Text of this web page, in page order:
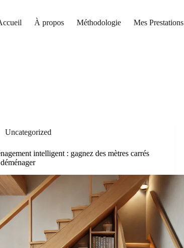
À propos Méthodologie Mes Prestations
Uncategorized
intelligent : gagnez des mètres carrés